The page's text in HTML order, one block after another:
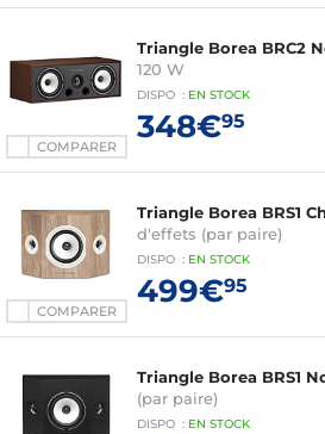
COMPARER
Triangle Borea BRC2
120 W
DISPO : EN STOCK
348€95
COMPARER
Triangle Borea BRS1
d'effets (par paire)
DISPO : EN STOCK
499€95
Triangle Borea BRS1
(par paire)
DISPO : EN STOCK